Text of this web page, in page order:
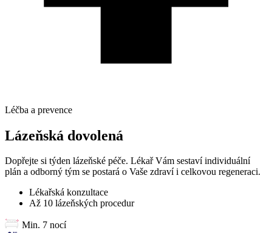
Léčba a prevence
Lázeňská dovolená
Dopřejte si týden lázeňské péče. Lékař Vám sestaví individuální
plán a odborný tým se postará o Vaše zdraví i celkovou regeneraci.
Lékařská konzultace
Až 10 lázeňských procedur
Min. 7 nocí